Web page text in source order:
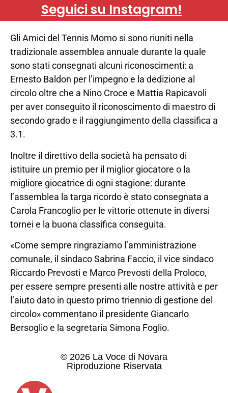
Seguici su Instagram!
Gli Amici del Tennis Momo si sono riuniti nella
tradizionale assemblea annuale durante la quale
sono stati consegnati alcuni riconoscimenti: a
Ernesto Baldon per l’impegno e la dedizione al
circolo oltre che a Nino Croce e Mattia Rapicavoli
per aver conseguito il riconoscimento di maestro di
secondo grado e il raggiungimento della classifica a
3.1.
Inoltre il direttivo della società ha pensato di
istituire un premio per il miglior giocatore o la
migliore giocatrice di ogni stagione: durante
l’assemblea la targa ricordo è stato consegnata a
Carola Francoglio per le vittorie ottenute in diversi
tornei e la buona classifica conseguita.
«Come sempre ringraziamo l’amministrazione
comunale, il sindaco Sabrina Faccio, il vice sindaco
Riccardo Prevosti e Marco Prevosti della Proloco,
per essere sempre presenti alle nostre attività e per
l’aiuto dato in questo primo triennio di gestione del
circolo» commentano il presidente Giancarlo
Bersoglio e la segretaria Simona Foglio.
© 2026 La Voce di Novara
Riproduzione Riservata